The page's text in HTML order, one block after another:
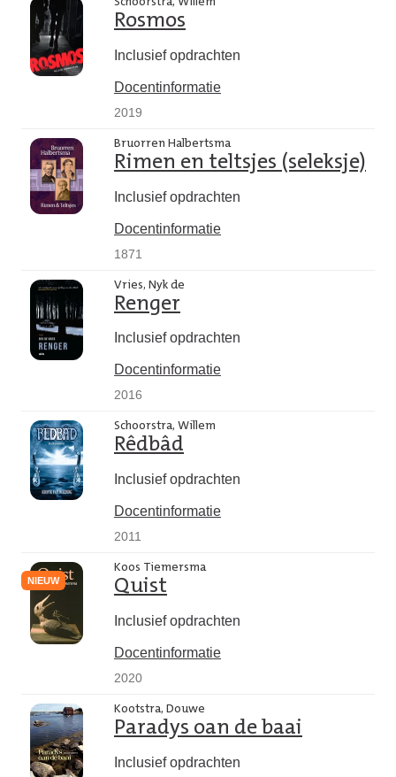
Rosmos
Inclusief opdrachten
Docentinformatie
2019
Bruorren Halbertsma
Rimen en teltsjes (seleksje)
Inclusief opdrachten
Docentinformatie
1871
Vries, Nyk de
Renger
Inclusief opdrachten
Docentinformatie
2016
Schoorstra, Willem
Rêdbâd
Inclusief opdrachten
Docentinformatie
2011
NIEUW
Koos Tiemersma
Quist
Inclusief opdrachten
Docentinformatie
2020
Kootstra, Douwe
Paradys oan de baai
Inclusief opdrachten